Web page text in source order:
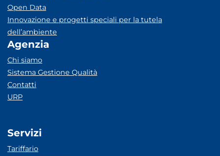
Open Data
Innovazione e progetti speciali per la tutela
dell’ambiente
Agenzia
Chi siamo
Sistema Gestione Qualità
Contatti
URP
Servizi
Tariffario